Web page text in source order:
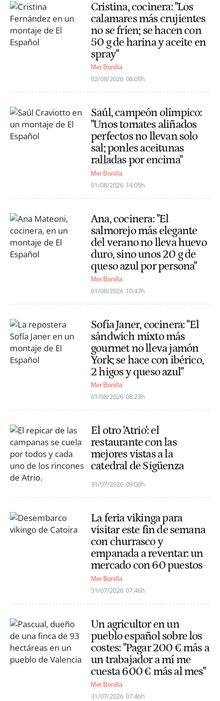
Cristina, cocinera: "Los
calamares más crujientes
no se fríen; se hacen con
50 g de harina y aceite en
spray"
Mer Bonilla
02/08/2026 08:05h
Saúl, campeón olímpico:
"Unos tomates aliñados
perfectos no llevan solo
sal; ponles aceitunas
ralladas por encima"
Mer Bonilla
01/08/2026 14:05h
Ana, cocinera: "El
salmorejo más elegante
del verano no lleva huevo
duro, sino unos 20 g de
queso azul por persona"
Mer Bonilla
01/08/2026 10:47h
Sofía Janer, cocinera: "El
sándwich mixto más
gourmet no lleva jamón
York; se hace con ibérico,
2 higos y queso azul"
Mer Bonilla
01/08/2026 08:23h
El otro 'Atrio': el
restaurante con las
mejores vistas a la
catedral de Sigüenza
31/07/2026 09:00h
La feria vikinga para
visitar este fin de semana
con churrasco y
empanada a reventar: un
mercado con 60 puestos
Mer Bonilla
31/07/2026 07:46h
Un agricultor en un
pueblo español sobre los
costes: "Pagar 200 € más a
un trabajador a mí me
cuesta 600 € más al mes"
Mer Bonilla
31/07/2026 07:46h